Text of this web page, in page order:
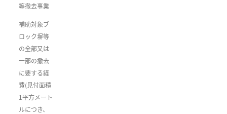
等撤去事業
補助対象ブ
ロック塀等
の全部又は
一部の撤去
に要する経
費(見付面積
1平方メート
ルにつき、